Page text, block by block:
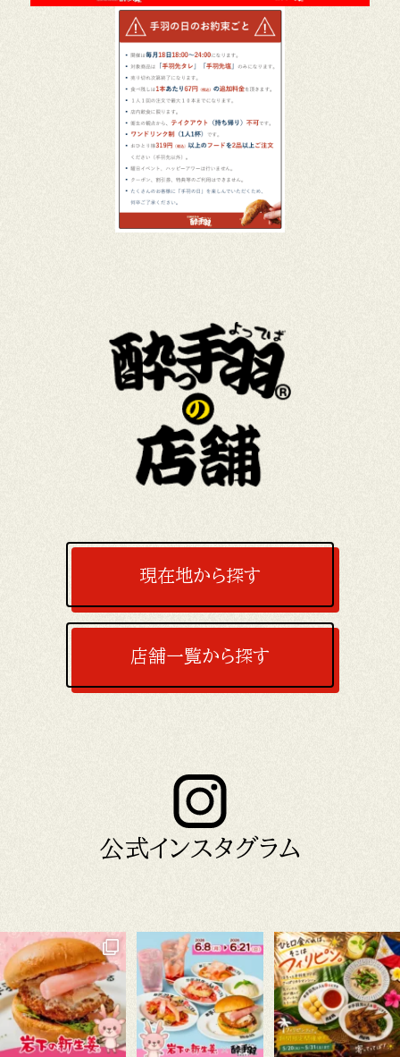
現在地から探す
店舗一覧から探す
公式インスタグラム